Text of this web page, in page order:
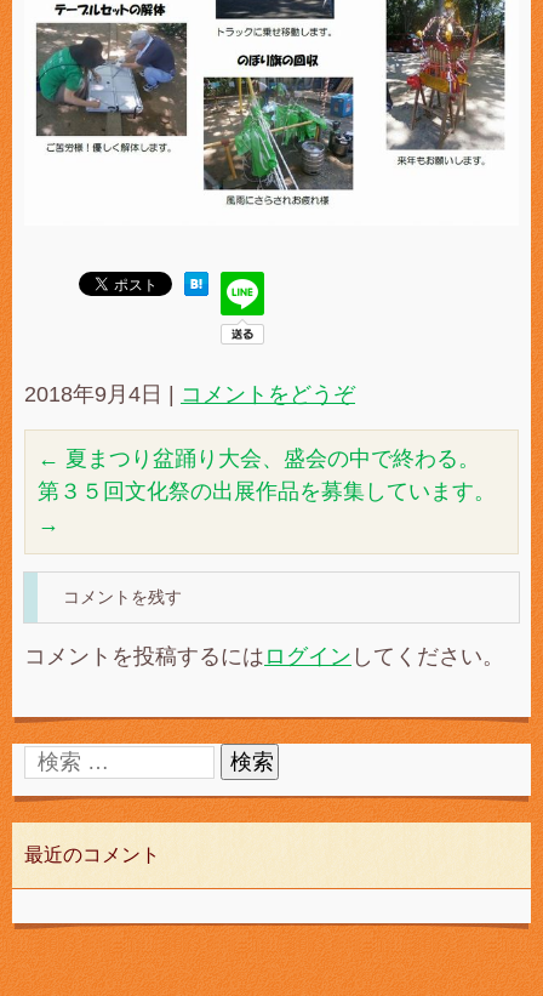
2018年9月4日 | コメントをどうぞ
← 夏まつり盆踊り大会、盛会の中で終わる。
第３５回文化祭の出展作品を募集しています。
→
コメントを残す
コメントを投稿するには ログイン してください。
最近のコメント